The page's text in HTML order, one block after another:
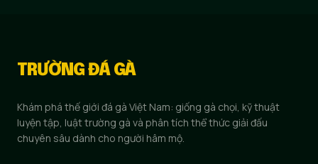
TRƯỜNG ĐÁ GÀ
Khám phá thế giới đá gà Việt Nam: giống gà chọi, kỹ thuật
luyện tập, luật trường gà và phân tích thể thức giải đấu
chuyên sâu dành cho người hâm mộ.